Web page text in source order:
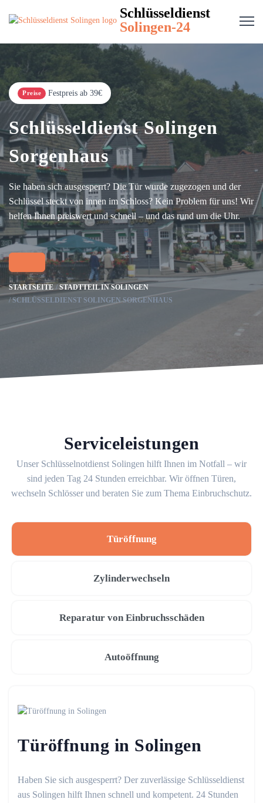
Schlüsseldienst
Solingen-24
Preise Festpreis ab 39€
Schlüsseldienst Solingen
Sorgenhaus
Sie haben sich ausgesperrt? Die Tür wurde zugezogen und der
Schlüssel steckt von innen im Schloss? Kein Problem für uns! Wir
helfen Ihnen preiswert und schnell – und das rund um die Uhr.
STARTSEITE
STADTTEIL IN SOLINGEN
SCHLÜSSELDIENST SOLINGEN SORGENHAUS
Serviceleistungen
Unser Schlüsselnotdienst Solingen hilft Ihnen im Notfall – wir
sind jeden Tag 24 Stunden erreichbar. Wir öffnen Türen,
wechseln Schlösser und beraten Sie zum Thema Einbruchschutz.
Türöffnung
Zylinderwechseln
Reparatur von Einbruchsschäden
Autoöffnung
Türöffnung in Solingen
Haben Sie sich ausgesperrt? Der zuverlässige Schlüsseldienst
aus Solingen hilft Ihnen schnell und kompetent. 24 Stunden